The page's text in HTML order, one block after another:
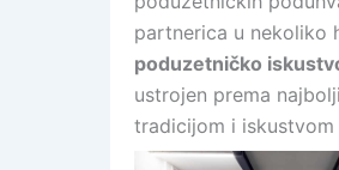
partnerica u nekoliko
poduzetničko
ustrojen prema
tradicijom i